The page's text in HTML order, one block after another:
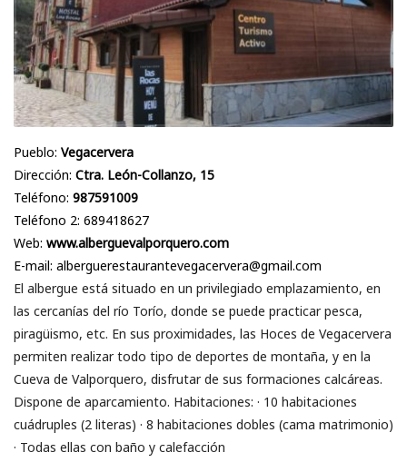
Pueblo: Vegacervera
Dirección: Ctra. León-Collanzo, 15
Teléfono: 987591009
Teléfono 2: 689418627
Web: www.alberguevalporquero.com
E-mail: alberguerestaurantevegacervera@gmail.com
El albergue está situado en un privilegiado emplazamiento, en
las cercanías del río Torío, donde se puede practicar pesca,
piragüismo, etc. En sus proximidades, las Hoces de Vegacervera
permiten realizar todo tipo de deportes de montaña, y en la
Cueva de Valporquero, disfrutar de sus formaciones calcáreas.
Dispone de aparcamiento. Habitaciones: · 10 habitaciones
cuádruples (2 literas) · 8 habitaciones dobles (cama matrimonio)
· Todas ellas con baño y calefacción